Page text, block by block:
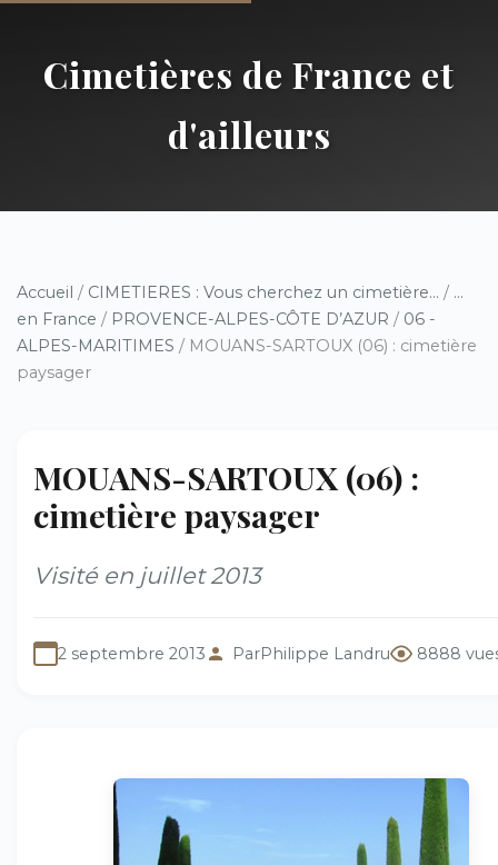
Cimetières de France et
d'ailleurs
Accueil / CIMETIERES : Vous cherchez un cimetière... / ...
en France / PROVENCE-ALPES-CÔTE D’AZUR / 06 -
ALPES-MARITIMES / MOUANS-SARTOUX (06) : cimetière
paysager
MOUANS-SARTOUX (06) :
cimetière paysager
Visité en juillet 2013
2 septembre 2013 ParPhilippe Landru 8888